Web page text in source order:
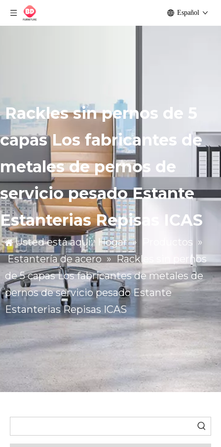
Español
Rackles sin pernos de 5
capas Los fabricantes de
metales de pernos de
servicio pesado Estante
Estanterias Repisas ICAS
Usted está aquí: Hogar » Productos »
Estantería de acero » Rackles sin pernos
de 5 capas Los fabricantes de metales de
pernos de servicio pesado Estante
Estanterias Repisas ICAS